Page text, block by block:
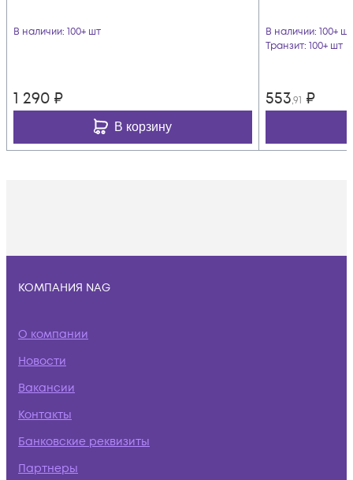
В наличии: 100+ шт
1 290 ₽
В корзину
В наличии: 100+ шт
Транзит: 100+ шт
553,91 ₽
КОМПАНИЯ NAG
О компании
Новости
Вакансии
Контакты
Банковские реквизиты
Партнеры